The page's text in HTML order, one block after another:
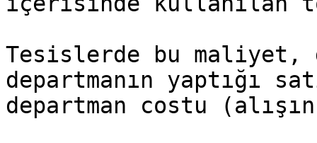
Tesislerde bu maliyet,
departmanın yaptığı
departman costu